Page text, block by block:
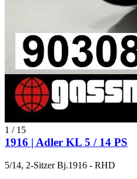
1 / 15
1916 | Adler KL 5 / 14 PS
5/14, 2-Sitzer Bj.1916 - RHD